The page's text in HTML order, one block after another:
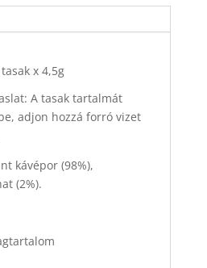
x 4,5g
A tasak tartalmát
adjon hozzá forró vizet
kávépor (98%),
(2%).